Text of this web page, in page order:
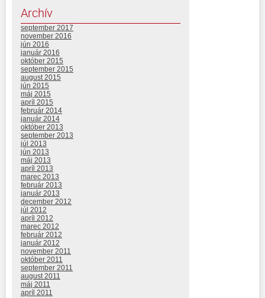
Archív
september 2017
november 2016
jún 2016
január 2016
október 2015
september 2015
august 2015
jún 2015
máj 2015
apríl 2015
február 2014
január 2014
október 2013
september 2013
júl 2013
jún 2013
máj 2013
apríl 2013
marec 2013
február 2013
január 2013
december 2012
júl 2012
apríl 2012
marec 2012
február 2012
január 2012
november 2011
október 2011
september 2011
august 2011
máj 2011
apríl 2011